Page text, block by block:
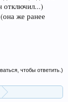
отключил...)
же ранее
чтобы ответить.)